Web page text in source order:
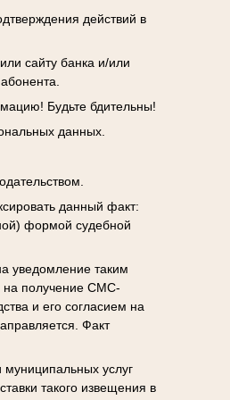
действий в
сайту банка и/или
Будьте бдительны!
данных.
данный факт:
формой судебной
уведомление таким
на получение СМС-
и его согласием на
Факт
муниципальных услуг
такого извещения в